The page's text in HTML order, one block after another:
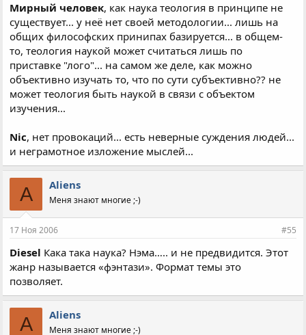
Мирный человек, как наука теология в принципе не
существует... у неё нет своей методологии... лишь на
общих философских принипах базируется... в общем-
то, теология наукой может считаться лишь по
приставке "лого"... на самом же деле, как можно
объективно изучать то, что по сути субъективно?? не
может теология быть наукой в связи с объектом
изучения...
Nic, нет провокаций... есть неверные суждения людей...
и неграмотное изложение мыслей...
A Aliens
Меня знают многие ;-)
17 Ноя 2006 #55
Diesel Кака така наука? Нэма….. и не предвидится. Этот
жанр называется «фэнтази». Формат темы это
позволяет.
A Aliens
Меня знают многие ;-)